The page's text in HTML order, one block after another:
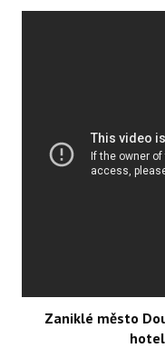
Zaniklé město